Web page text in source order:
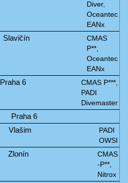
Diver,
Oceantec
EANx
Slavičín
CMAS
P**,
Oceantec
EANx
Praha 6
CMAS P***,
PADI
Divemaster
Praha 6
Vlašim
PADI
OWSI
Zlonín
CMAS
-P**,
Nitrox